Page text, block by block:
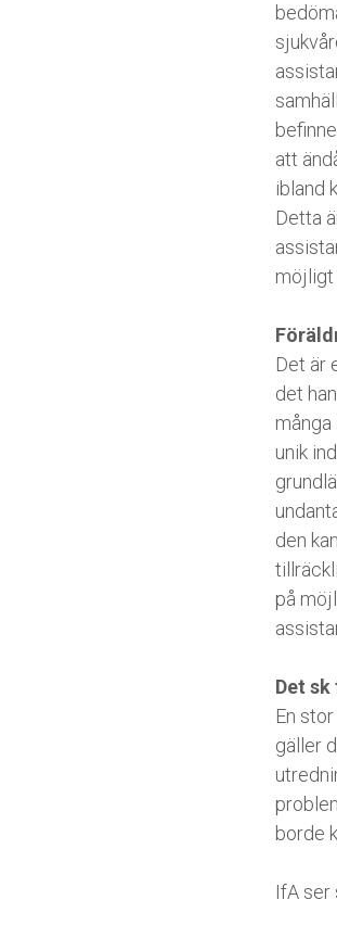
att
ibland
Detta
möjligt
Det är
det
unik
den
på
Det
En
gäller
borde
IfA ser